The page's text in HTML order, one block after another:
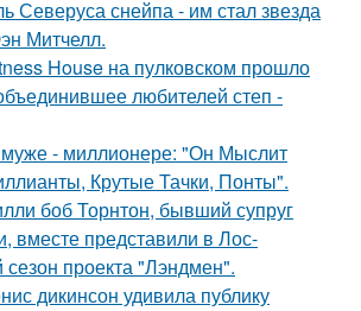
Северуса снейпа - им стал звезда
Митчелл.
House на пулковском прошло
любителей степ -
- миллионере: "Он Мыслит
Крутые Тачки, Понты".
боб Торнтон, бывший супруг
представили в Лос-
проекта "Лэндмен".
дикинсон удивила публику